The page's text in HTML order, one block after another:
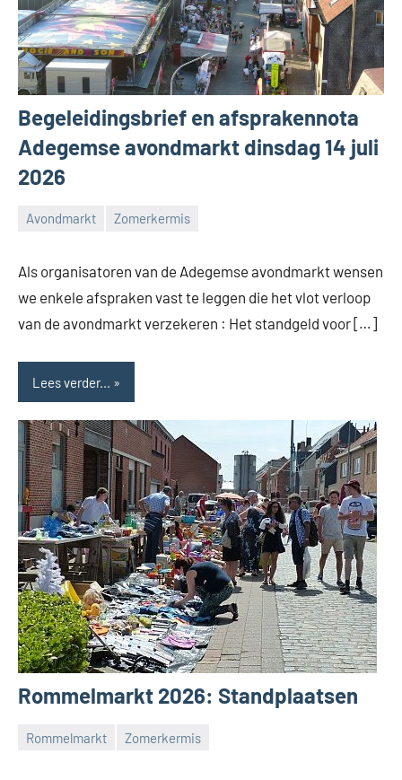
Begeleidingsbrief en afsprakennota
Adegemse avondmarkt dinsdag 14 juli
2026
Avondmarkt Zomerkermis
Als organisatoren van de Adegemse avondmarkt wensen
we enkele afspraken vast te leggen die het vlot verloop
van de avondmarkt verzekeren : Het standgeld voor […]
Lees verder...
Rommelmarkt 2026: Standplaatsen
Rommelmarkt Zomerkermis